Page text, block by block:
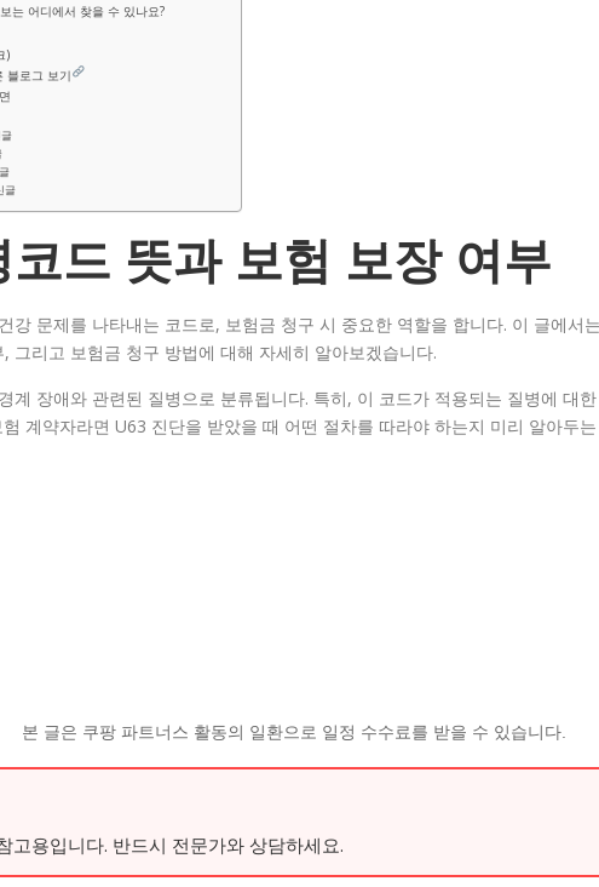
는 어디에서 찾을 수 있나요?
)
블로그 보기
글
코드 뜻과 보험 보장 여부
강 문제를 나타내는 코드로, 보험금 청구 시 중요한 역할을 합니다. 이 글에서
그리고 보험금 청구 방법에 대해 자세히 알아보겠습니다.
계 장애와 관련된 질병으로 분류됩니다. 특히, 이 코드가 적용되는 질병에 대
계약자라면 U63 진단을 받았을 때 어떤 절차를 따라야 하는지 미리 알아두
본 글은 쿠팡 파트너스 활동의 일환으로 일정 수수료를 받을 수 있습니다.
고용입니다. 반드시 전문가와 상담하세요.